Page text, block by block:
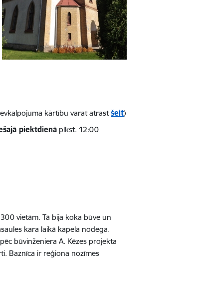
kārtību varat atrastšeit)
piektdienā plkst. 12:00
vietām. Tā bija koka būve un
kara laikā kapela nodega.
būvinženiera A. Kēzes projekta
Baznīca ir reģiona nozīmes